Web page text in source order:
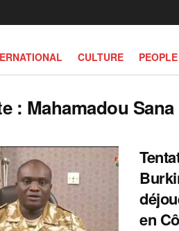
CULTURE PEOPLE
: Mahamadou Sana
en